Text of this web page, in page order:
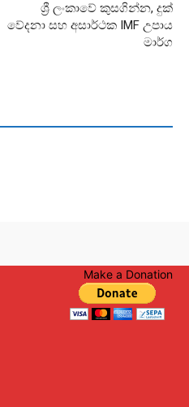
ශ්‍රී ලංකාවේ කුසගින්න, දුක්
වේදනා සහ අසාර්ථක IMF උපාය
මාර්ග
Make a Donation